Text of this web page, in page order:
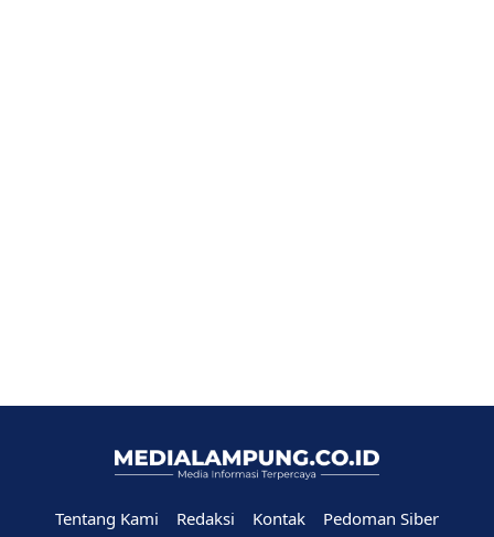
Tentang Kami Redaksi Kontak Pedoman Siber